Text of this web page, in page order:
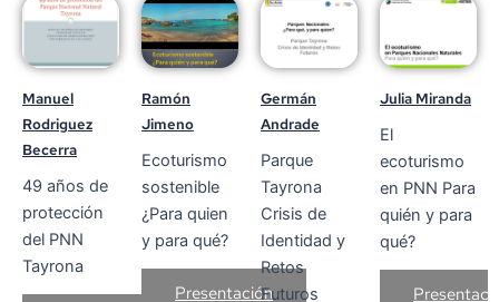
Manuel
Rodriguez
Becerra
49 años de
protección
del PNN
Tayrona
Ramón
Jimeno
Ecoturismo
sostenible
¿Para quien
y para qué?
Presentación
Germán
Andrade
Parque
Tayrona
Crisis de
Identidad y
Retos
Futuros
Julia Miranda
El
ecoturismo
en PNN Para
quién y para
qué?